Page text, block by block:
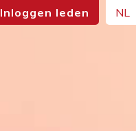
Inloggen leden NL